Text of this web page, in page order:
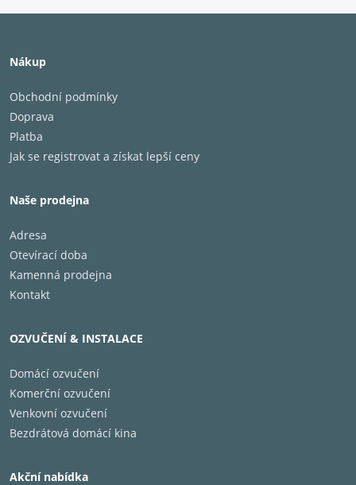
Nákup
Obchodní podmínky
Doprava
Platba
Jak se registrovat a získat lepší ceny
Naše prodejna
Adresa
Otevírací doba
Kamenná prodejna
Kontakt
OZVUČENÍ & INSTALACE
Domácí ozvučení
Komerční ozvučení
Venkovní ozvučení
Bezdrátová domácí kina
Akční nabídka